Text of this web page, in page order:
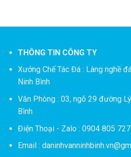
THÔNG TIN CÔNG TY
Xưởng Chế Tác Đá : Làng nghề
Ninh Bình
Văn Phòng : 03, ngõ 29 đường
Bình
Điện Thoại - Zalo : 0904 805 727
Email :